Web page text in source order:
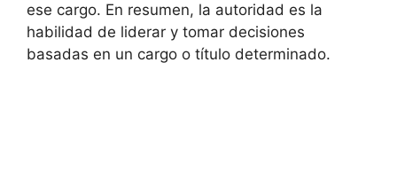
ese cargo. En resumen, la autoridad es la
habilidad de liderar y tomar decisiones
basadas en un cargo o título determinado.